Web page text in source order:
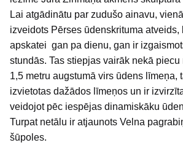
Lai atgādinātu par zudušo ainavu,
izveidots Pērses ūdenskrituma
apskatei gan pa dienu, gan ir
stundās. Tas stiepjas vairāk nekā piecu
1,5 metru augstumā virs ūdens līmeņa,
izvietotas dažādos līmeņos un ir
veidojot pēc iespējas dinamiskāku
Turpat netālu ir atjaunots Velna
šūpoles.